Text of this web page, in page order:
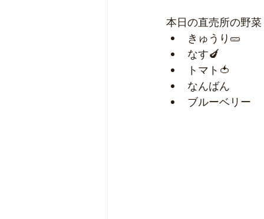
本日の直売所の野菜
きゅうり🥒
なす🍆
トマト🍅
なんばん
ブルーベリー